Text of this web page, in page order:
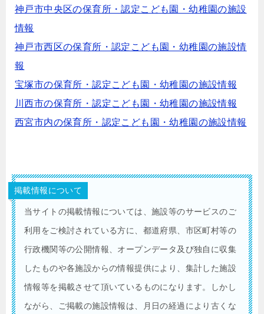
神戸市中央区の保育所・認定こども園・幼稚園の施設
情報
神戸市西区の保育所・認定こども園・幼稚園の施設情
報
宝塚市の保育所・認定こども園・幼稚園の施設情報
川西市の保育所・認定こども園・幼稚園の施設情報
西宮市内の保育所・認定こども園・幼稚園の施設情報
掲載情報について
当サイトの掲載情報については、施設等のサービスのご
利用をご検討されている方に、都道府県、市区町村等の
行政機関等の公開情報、オープンデータ及び独自に収集
したものや各施設からの情報提供により、集計した施設
情報等を掲載させて頂いているものになります。しかし
ながら、ご掲載の施設情報は、月日の経過により古くな